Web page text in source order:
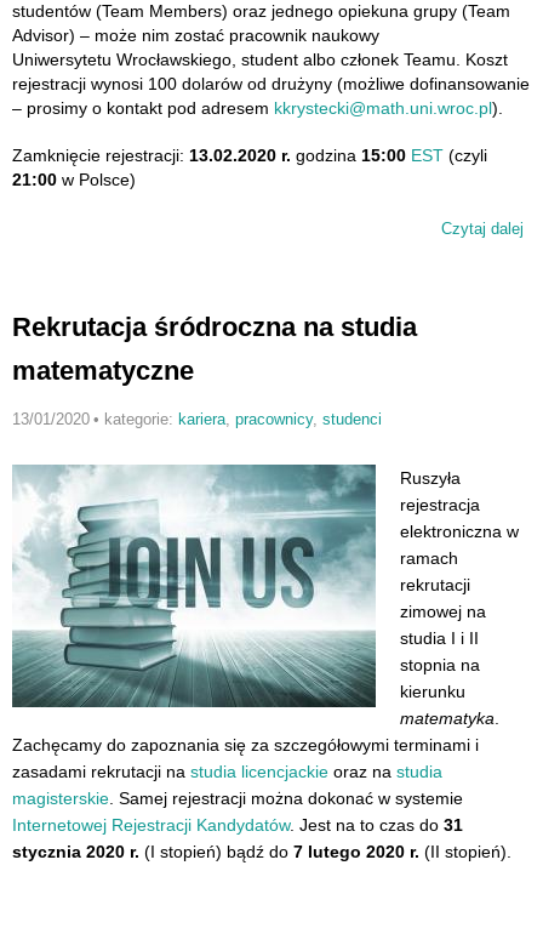
studentów (Team Members) oraz jednego opiekuna grupy (Team
Advisor) – może nim zostać pracownik naukowy
Uniwersytetu Wrocławskiego, student albo członek Teamu. Koszt
rejestracji wynosi 100 dolarów od drużyny (możliwe dofinansowanie
– prosimy o kontakt pod adresem kkrystecki@math.uni.wroc.pl).
Zamknięcie rejestracji: 13.02.2020 r. godzina 15:00 EST (czyli
21:00 w Polsce)
Czytaj dalej
Rekrutacja śródroczna na studia
matematyczne
13/01/2020 • kategorie: kariera, pracownicy, studenci
Ruszyła
rejestracja
elektroniczna w
ramach
rekrutacji
zimowej na
studia I i II
stopnia na
kierunku
matematyka
Zachęcamy do zapoznania się za szczegółowymi terminami i
zasadami rekrutacji na studia licencjackie oraz na studia
magisterskie . Samej rejestracji można dokonać w systemie
Internetowej Rejestracji Kandydatów. Jest na to czas do 31
stycznia 2020 r. (I stopień) bądź do 7 lutego 2020 r. (II stopień).